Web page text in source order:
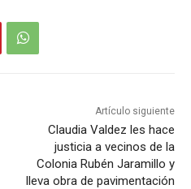
Artículo siguiente
Claudia Valdez les hace
justicia a vecinos de la
Colonia Rubén Jaramillo y
lleva obra de pavimentación